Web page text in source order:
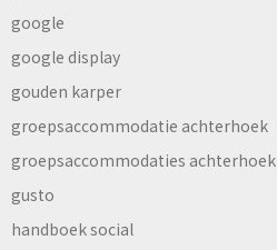
google
google display
gouden karper
groepsaccommodatie achterhoek
groepsaccommodaties achterhoek
gusto
handboek social